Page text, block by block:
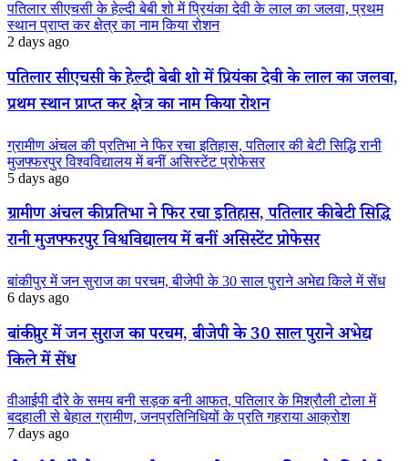
पतिलार सीएचसी के हेल्दी बेबी शो में प्रियंका देवी के लाल का जलवा, प्रथम
स्थान प्राप्त कर क्षेत्र का नाम किया रोशन
2 days ago
पतिलार सीएचसी के हेल्दी बेबी शो में प्रियंका देवी के लाल का जलवा,
प्रथम स्थान प्राप्त कर क्षेत्र का नाम किया रोशन
ग्रामीण अंचल की प्रतिभा ने फिर रचा इतिहास, पतिलार की बेटी सिद्धि रानी
मुजफ्फरपुर विश्वविद्यालय में बनीं असिस्टेंट प्रोफेसर
5 days ago
ग्रामीण अंचल की प्रतिभा ने फिर रचा इतिहास, पतिलार की बेटी सिद्धि
रानी मुजफ्फरपुर विश्वविद्यालय में बनीं असिस्टेंट प्रोफेसर
बांकीपुर में जन सुराज का परचम, बीजेपी के 30 साल पुराने अभेद्य किले में सेंध
6 days ago
बांकीपुर में जन सुराज का परचम, बीजेपी के 30 साल पुराने अभेद्य
किले में सेंध
वीआईपी दौरे के समय बनी सड़क बनी आफत, पतिलार के मिश्रौली टोला में
बदहाली से बेहाल ग्रामीण, जनप्रतिनिधियों के प्रति गहराया आक्रोश
7 days ago